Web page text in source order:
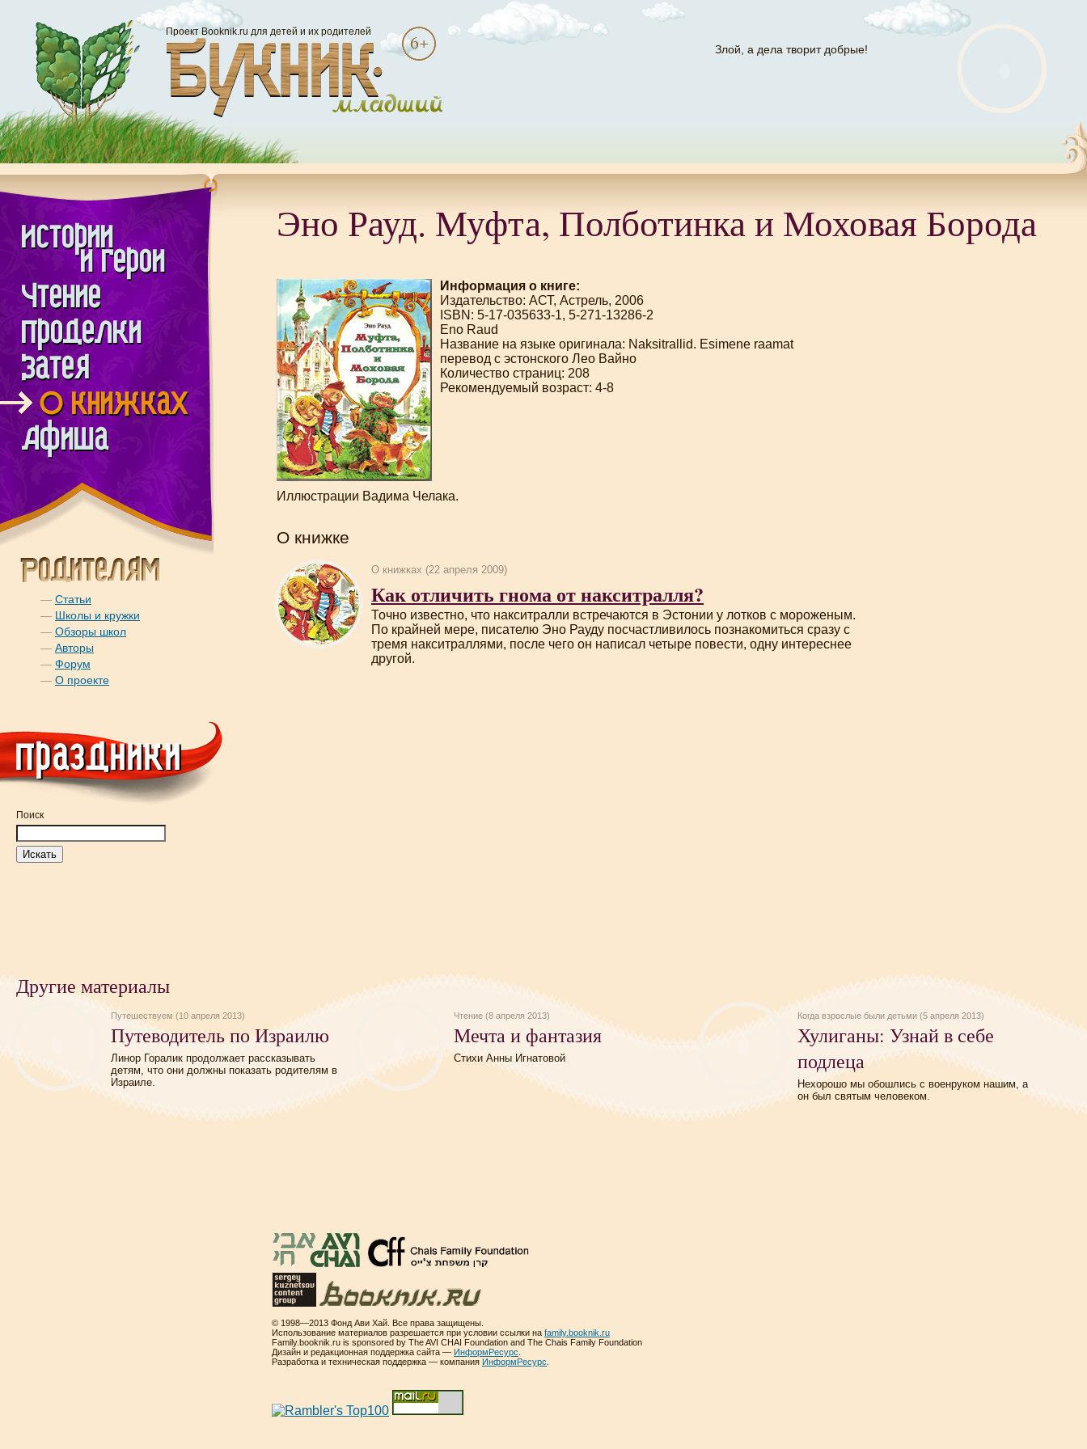
Проект Booknik.ru для детей и их родителей
Злой, а дела творит добрые!
— Статьи
— Школы и кружки
— Обзоры школ
— Авторы
— Форум
— О проекте
Поиск
Эно Рауд. Муфта, Полботинка и Моховая Борода
Информация о книге:
Издательство: АСТ, Астрель, 2006
ISBN: 5-17-035633-1, 5-271-13286-2
Eno Raud
Название на языке оригинала: Naksitrallid. Esimene raamat
перевод с эстонского Лео Вайно
Количество страниц: 208
Рекомендуемый возраст: 4-8
Иллюстрации Вадима Челака.
О книжке
О книжках (22 апреля 2009)
Как отличить гнома от накситралля?
Точно известно, что накситралли встречаются в Эстонии у лотков с мороженым.
По крайней мере, писателю Эно Рауду посчастливилось познакомиться сразу с
тремя накситраллями, после чего он написал четыре повести, одну интереснее
другой.
Другие материалы
Путешествуем (10 апреля 2013)
Путеводитель по Израилю
Линор Горалик продолжает рассказывать
детям, что они должны показать родителям в
Израиле.
Чтение (8 апреля 2013)
Мечта и фантазия
Стихи Анны Игнатовой
Когда взрослые были детьми (5 апреля 2013)
Хулиганы: Узнай в себе
подлеца
Нехорошо мы обошлись с военруком нашим, а
он был святым человеком.
© 1998—2013 Фонд Ави Хай. Все права защищены.
Использование материалов разрешается при условии ссылки на family.booknik.ru
Family.booknik.ru is sponsored by The AVI CHAI Foundation and The Chais Family Foundation
Дизайн и редакционная поддержка сайта — ИнформРесурс
Разработка и техническая поддержка — компания ИнформРесурс